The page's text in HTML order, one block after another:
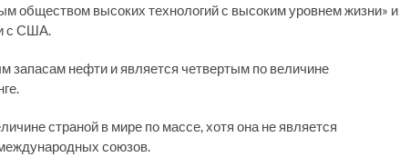
обществом высоких технологий с высоким уровнем жизни» и
с США.
запасам нефти и является четвертым по величине
страной в мире по массе, хотя она не является
союзов.